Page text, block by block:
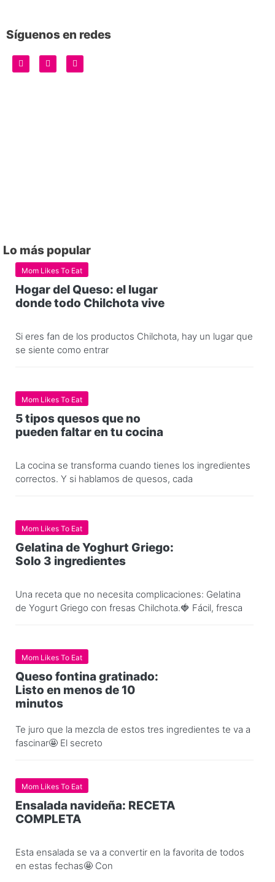
Síguenos en redes
Lo más popular
Mom Likes To Eat
Hogar del Queso: el lugar
donde todo Chilchota vive
Si eres fan de los productos Chilchota, hay un lugar que
se siente como entrar
Mom Likes To Eat
5 tipos quesos que no
pueden faltar en tu cocina
La cocina se transforma cuando tienes los ingredientes
correctos. Y si hablamos de quesos, cada
Mom Likes To Eat
Gelatina de Yoghurt Griego:
Solo 3 ingredientes
Una receta que no necesita complicaciones: Gelatina
de Yogurt Griego con fresas Chilchota.🍓 Fácil, fresca
Mom Likes To Eat
Queso fontina gratinado:
Listo en menos de 10
minutos
Te juro que la mezcla de estos tres ingredientes te va a
fascinar🤩 El secreto
Mom Likes To Eat
Ensalada navideña: RECETA
COMPLETA
Esta ensalada se va a convertir en la favorita de todos
en estas fechas🤩 Con